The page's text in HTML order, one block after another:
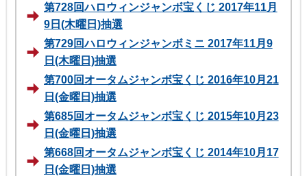
第728回ハロウィンジャンボ宝くじ 2017年11月
9日(木曜日)抽選
第729回ハロウィンジャンボミニ 2017年11月9
日(木曜日)抽選
第700回オータムジャンボ宝くじ 2016年10月21
日(金曜日)抽選
第685回オータムジャンボ宝くじ 2015年10月23
日(金曜日)抽選
第668回オータムジャンボ宝くじ 2014年10月17
日(金曜日)抽選